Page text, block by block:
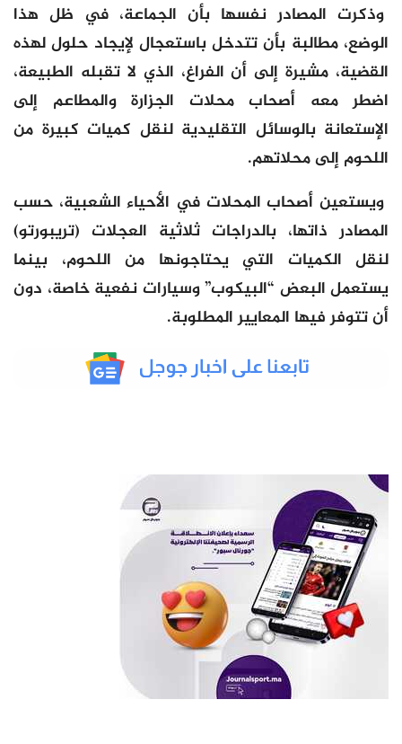
وذكرت المصادر نفسها بأن الجماعة، في ظل هذا
الوضع، مطالبة بأن تتدخل باستعجال لإيجاد حلول لهذه
القضية، مشيرة إلى أن الفراغ، الذي لا تقبله الطبيعة،
اضطر معه أصحاب محلات الجزارة والمطاعم إلى
الإستعانة بالوسائل التقليدية لنقل كميات كبيرة من
اللحوم إلى محلاتهم.
ويستعين أصحاب المحلات في الأحياء الشعبية، حسب
المصادر ذاتها، بالدراجات ثلاثية العجلات (تريبورتو)
لنقل الكميات التي يحتاجونها من اللحوم، بينما
يستعمل البعض “البيكوب” وسيارات نفعية خاصة، دون
أن تتوفر فيها المعايير المطلوبة.